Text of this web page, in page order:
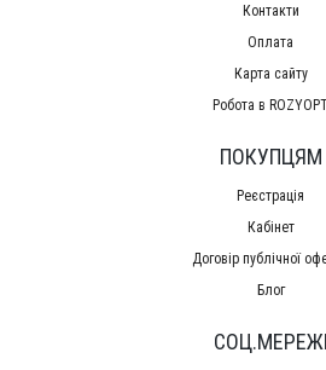
Контакти
Оплата
Карта сайту
Робота в
ПОКУПЦЯМ
Реєстрація
Кабінет
Договір публічної
Блог
СОЦ.МЕРЕЖІ